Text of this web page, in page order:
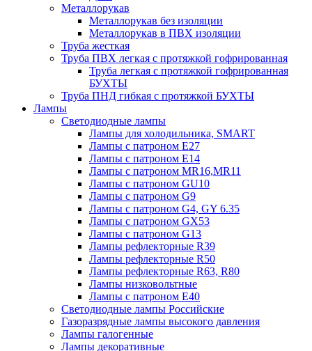
Металлорукав
Металлорукав без изоляции
Металлорукав в ПВХ изоляции
Труба жесткая
Труба ПВХ легкая с протяжкой гофрированная
Труба легкая с протяжкой гофрированная
БУХТЫ
Труба ПНД гибкая с протяжкой БУХТЫ
Лампы
Светодиодные лампы
Лампы для холодильника, SMART
Лампы с патроном E27
Лампы с патроном Е14
Лампы с патроном MR16,MR11
Лампы с патроном GU10
Лампы с патроном G9
Лампы с патроном G4, GY 6.35
Лампы с патроном GX53
Лампы с патроном G13
Лампы рефлекторные R39
Лампы рефлекторные R50
Лампы рефлекторные R63, R80
Лампы низковольтные
Лампы с патроном Е40
Светодиодные лампы Российские
Газоразрядные лампы высокого давления
Лампы галогенные
Лампы декоративные